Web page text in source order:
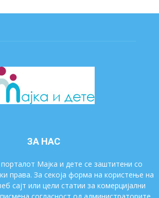
ЗА НАС
Мајка и дете се заштитени со
права. За секоја форма на користење на
сајт или цели статии за комерцијални